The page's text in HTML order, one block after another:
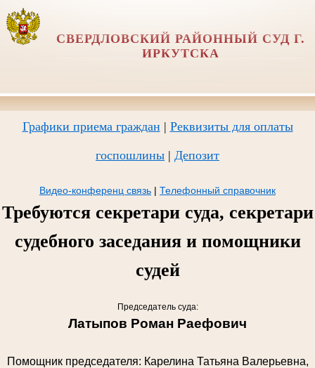
СВЕРДЛОВСКИЙ РАЙОННЫЙ СУД Г.
ИРКУТСКА
Графики приема граждан | Реквизиты для оплаты
госпошлины | Депозит
Видео-конференц связь | Телефонный справочник
Требуются секретари суда, секретари
судебного заседания и помощники
судей
Председатель суда:
Латыпов Роман Раефович
Помощник председателя: Карелина Татьяна Валерьевна,